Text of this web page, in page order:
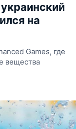
на
Games, где
вещества